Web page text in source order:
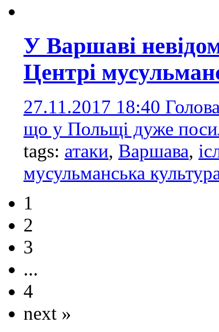
У Варшаві
Центрі
27.11.2017 18:40
що у Польщі дуже
tags: атаки, Варшава,
мусульманська
1
2
3
...
4
next »